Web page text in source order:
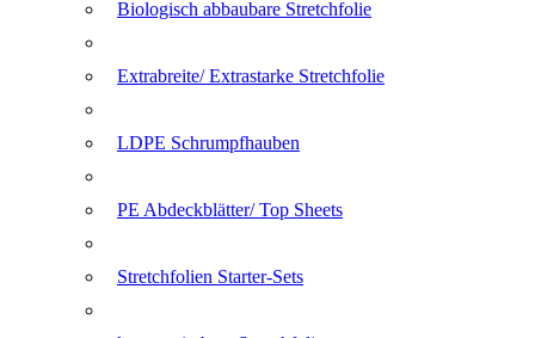
Biologisch abbaubare Stretchfolie
Extrabreite/ Extrastarke Stretchfolie
LDPE Schrumpfhauben
PE Abdeckblätter/ Top Sheets
Stretchfolien Starter-Sets